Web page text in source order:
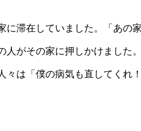
に滞在していました。「あの
人がその家に押しかけました
々は「僕の病気も直してくれ